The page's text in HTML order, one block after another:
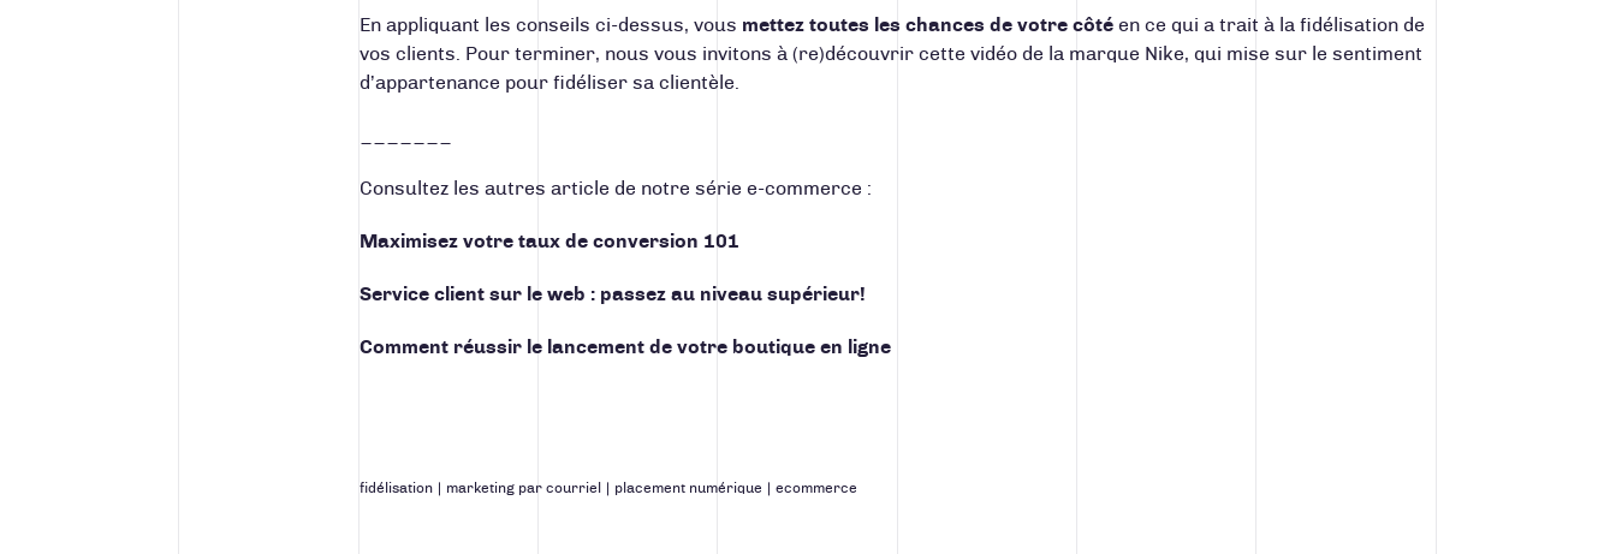
En appliquant les conseils ci-dessus, vous mettez toutes les chances de votre côtéen ce qui a trait à la fidélisation de
vos clients.
Pour terminer, nous vous invitons à (re)découvrir cette vidéo de la marque Nike, qui mise sur le sentiment
d’appartenance pour fidéliser sa clientèle.
Consultez les autres article de notre série e-commerce :
Maximisez votre taux de conversion 101
Service client sur le web : passez au niveau supérieur!
Comment réussir le lancement de votre boutique en ligne
fidélisation | marketing par courriel | placement numérique | ecommerce